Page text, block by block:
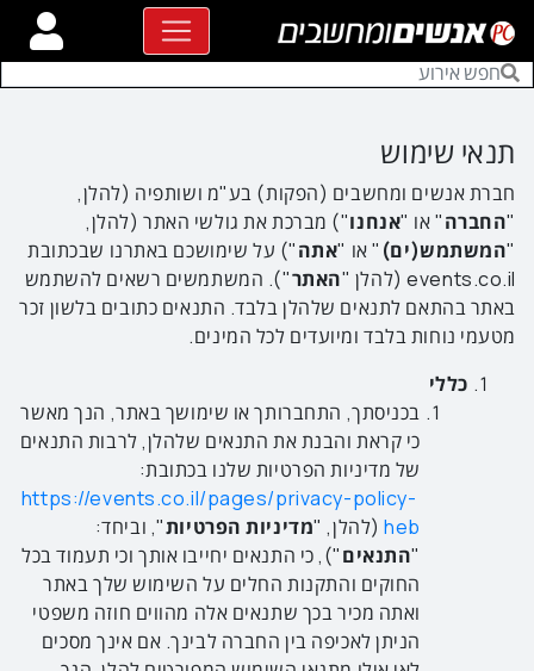
תנאי שימוש
חברת אנשים ומחשבים (הפקות) בע"מ ושותפיה (להלן,
"החברה" או "אנחנו") מברכת את גולשי האתר (להלן,
"המשתמש(ים) " או "אתה") על שימושכם באתרנו שבכתובת
events.co.il (להלן "
האתר"). המשתמשים רשאים להשתמש
באתר בהתאם לתנאים שלהלן בלבד. התנאים כתובים בלשון זכר
מטעמי נוחות בלבד ומיועדים לכל המינים.
כללי
בכניסתך, התחברותך או שימושך באתר, הנך מאשר
כי קראת והבנת את התנאים שלהלן, לרבות התנאים
של מדיניות הפרטיות שלנו בכתובת:
https://events.co.il/pages/privacy-policy-
heb(להלן, "מדיניות הפרטיות", וביחד:
"התנאים"), כי התנאים יחייבו אותך וכי תעמוד בכל
החוקים והתקנות החלים על השימוש שלך באתר
ואתה מכיר בכך שתנאים אלה מהווים חוזה משפטי
הניתן לאכיפה בין החברה לבינך. אם אינך מסכים